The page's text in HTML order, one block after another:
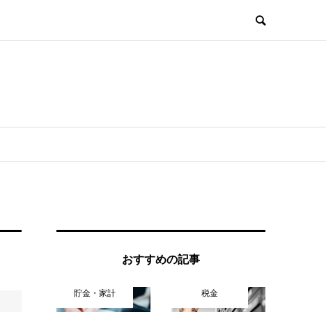
おすすめの記事
貯金・家計 税金